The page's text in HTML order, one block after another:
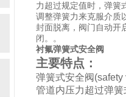
力超过规定值时，弹簧
调整弹簧力来克服介质
封面脱离，阀门自动开
闭。。
衬氟弹簧式安全阀
主要特点：
弹簧式安全阀(safety
管道内压力超过弹